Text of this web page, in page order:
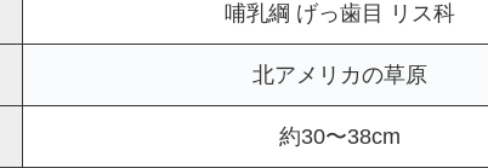
哺乳綱 げっ歯目 リス科
北アメリカの草原
約30〜38cm